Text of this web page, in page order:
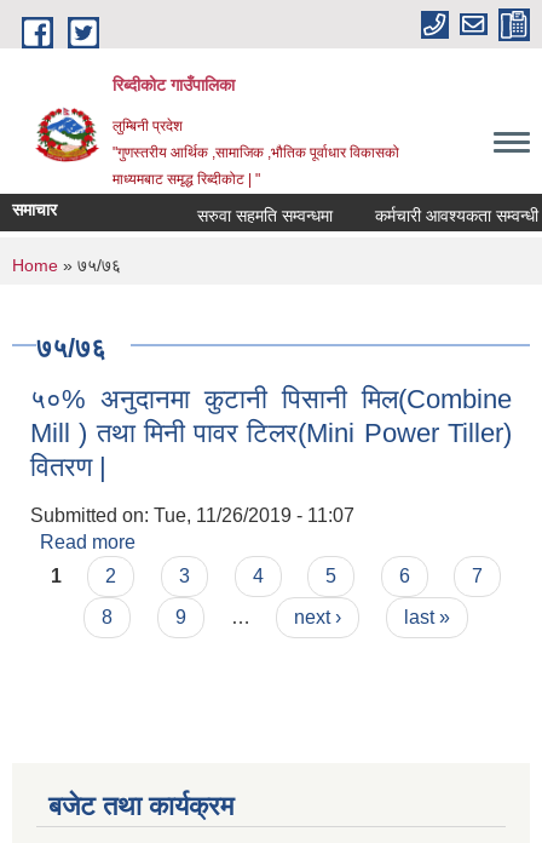
Skip to main content
रिब्दीकोट गाउँपालिका
लुम्बिनी प्रदेश
"गुणस्तरीय आर्थिक ,सामाजिक ,भौतिक पूर्वाधार विकासको
माध्यमबाट समृद्ध रिब्दीकोट | "
समाचार सरुवा सहमति सम्वन्धमा कर्मचारी आवश्यकता सम्वन्धी
You are here
Home » ७५/७६
७५/७६
५०% अनुदानमा कुटानी पिसानी मिल(Combine
Mill ) तथा मिनी पावर टिलर(Mini Power Tiller)
वितरण |
Submitted on: Tue, 11/26/2019 - 11:07
Read more
Mill ) तथा मिनी पावर टिलर(Mini Power Tiller) वितरण |
Pages
1 2 3 4 5 6
7
8
9 … next › last »
बजेट तथा कार्यक्रम